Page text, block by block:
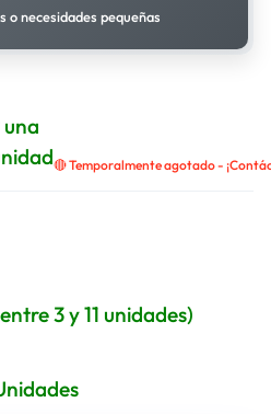
o necesidades pequeñas
una
🔴 Temporalmente agotado -
3 y 11 unidades)